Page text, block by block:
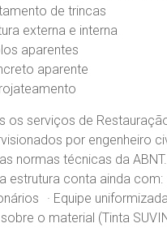
de trincas
externa e interna
aparentes
aparente
os serviços de
por engenheiro
normas técnicas da ABNT.
estrutura conta ainda
· Equipe
o material (Tinta